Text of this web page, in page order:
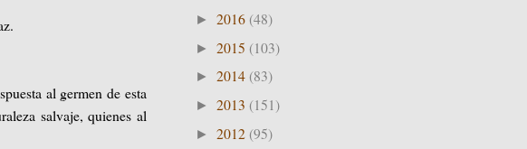
al germen de esta
salvaje, quienes al
► 2016 (48)
► 2015 (103)
► 2014 (83)
► 2013 (151)
► 2012 (95)